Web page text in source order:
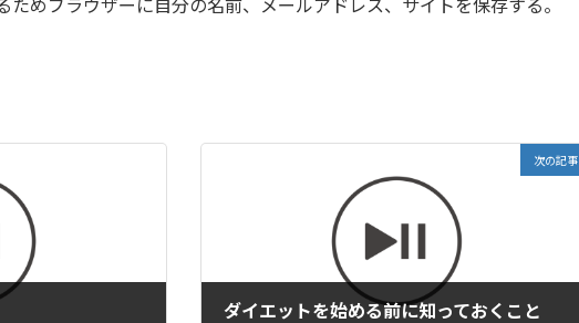
ためブラウザーに自分の名前、メールアドレス、サイトを保存する。
次の記事
ダイエットを始める前に知っておくこと